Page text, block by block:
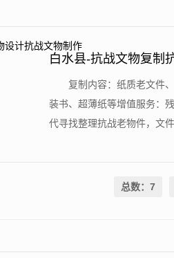
白水县-抗战文物复制
复制内容：纸质老文件
装书、超薄纸等增值服务：
代寻找整理抗战老物件，文
总数：7